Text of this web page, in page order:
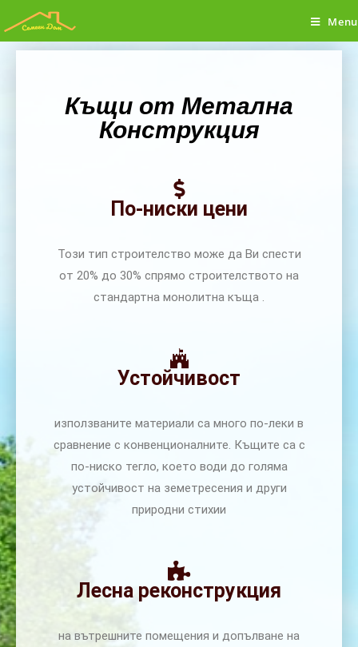
Menu
Къщи от Метална
Конструкция
По-ниски цени
Този тип строителство може да Ви спести
от 20% до 30% спрямо строителството на
стандартна монолитна къща .
Устойчивост
използваните материали са много по-леки в
сравнение с конвенционалните. Къщите са с
по-ниско тегло, което води до голяма
устойчивост на земетресения и други
природни стихии
Лесна реконструкция
на вътрешните помещения и допълване на